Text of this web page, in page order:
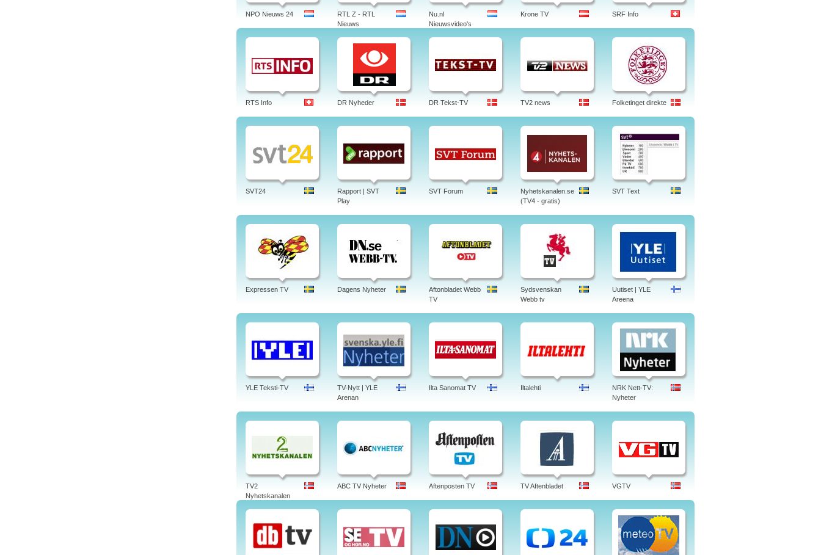
NPO Nieuws 24
RTL Z - RTL
Nieuws
Nu.nl
Nieuwsvideo's
Krone TV SRF Info
RTS Info DR Nyheder DR Tekst-TV TV2 news Folketinget direkte
SVT24
Rapport | SVT
Play
SVT Forum
Nyhetskanalen.se
(TV4 - gratis)
SVT Text
Expressen TV Dagens Nyheter
Aftonbladet Webb
TV
Sydsvenskan
Webb tv
Uutiset | YLE
Areena
YLE Teksti-TV
TV-Nytt | YLE
Arenan
Ilta Sanomat TV Iltalehti
NRK Nett-TV:
Nyheter
TV2
Nyhetskanalen
ABC TV Nyheter Aftenposten TV TV Aftenbladet VGTV